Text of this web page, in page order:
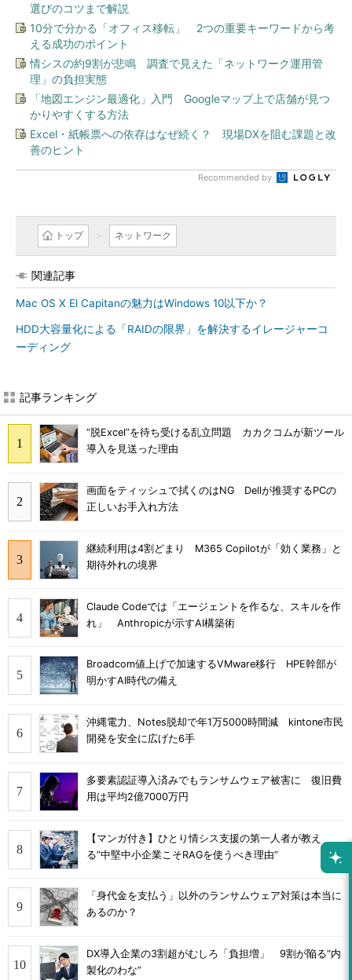
選びのコツまで解説
10分で分かる「オフィス移転」 2つの重要キーワードから考
える成功のポイント
情シスの約9割が悲鳴 調査で見えた「ネットワーク運用管
理」の負担実態
「地図エンジン最適化」入門 Googleマップ上で店舗が見つ
かりやすくする方法
Excel・紙帳票への依存はなぜ続く？ 現場DXを阻む課題と改
善のヒント
Recommended by
トップ ネットワーク
関連記事
Mac OS X El Capitanの魅力はWindows 10以下か？
HDD大容量化による「RAIDの限界」を解決するイレージャーコ
ーディング
記事ランキング
“脱Excel”を待ち受ける乱立問題 カカクコムが新ツール
導入を見送った理由
画面をティッシュで拭くのはNG Dellが推奨するPCの
正しいお手入れ方法
継続利用は4割どまり M365 Copilotが「効く業務」と
期待外れの境界
Claude Codeでは「エージェントを作るな、スキルを作
れ」 Anthropicが示すAI構築術
Broadcom値上げで加速するVMware移行 HPE幹部が
明かすAI時代の備え
沖縄電力、Notes脱却で年1万5000時間減 kintone市民
開発を安全に広げた6手
多要素認証導入済みでもランサムウェア被害に 復旧費
用は平均2億7000万円
【マンガ付き】ひとり情シス支援の第一人者が教え
る”中堅中小企業こそRAGを使うべき理由”
「身代金を支払う」以外のランサムウェア対策は本当に
あるのか？
DX導入企業の3割超がむしろ「負担増」 9割が陥る“内
製化のわな”